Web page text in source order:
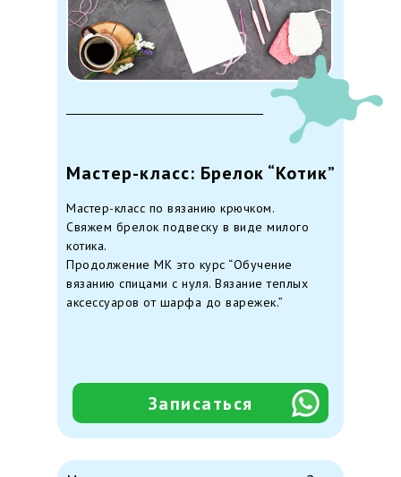
Мастер-класс по вязанию крючком.
Свяжем брелок подвеску в виде милого
котика.
Продолжение МК это курс “Обучение
вязанию спицами с нуля. Вязание теплых
аксессуаров от шарфа до варежек.”
Записаться
Мастер-класс: Брелок “Котик”